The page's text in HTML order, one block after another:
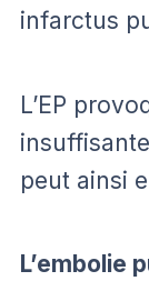
infarctus
L’EP
peut ainsi
L’embolie